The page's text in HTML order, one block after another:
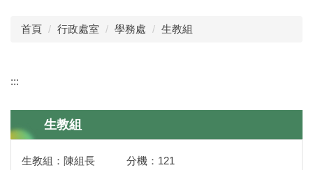
首頁 行政處室 學務處 生教組
:::
生教組
生教組：陳組長 分機：121